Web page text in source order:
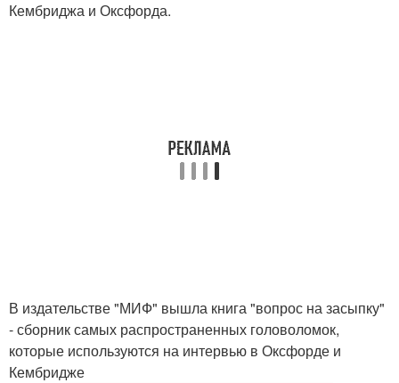
Кембриджа и Оксфорда.
В издательстве "МИФ" вышла книга "вопрос на засыпку"
- сборник самых распространенных головоломок,
которые используются на интервью в Оксфорде и
Кембридже